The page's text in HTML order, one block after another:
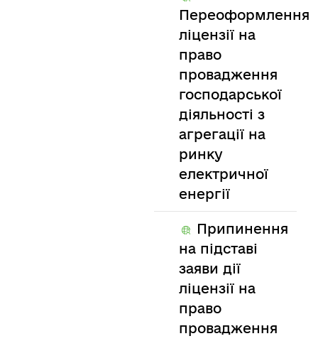
Переоформлення
ліцензії на
право
провадження
господарської
діяльності з
агрегації на
ринку
електричної
енергії
Припинення
на підставі
заяви дії
ліцензії на
право
провадження